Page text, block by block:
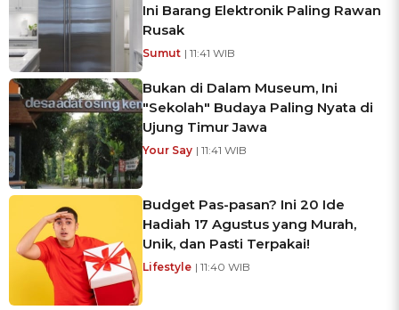
Ini Barang Elektronik Paling Rawan
Rusak
Sumut | 11:41 WIB
Bukan di Dalam Museum, Ini
"Sekolah" Budaya Paling Nyata di
Ujung Timur Jawa
Your Say | 11:41 WIB
Budget Pas-pasan? Ini 20 Ide
Hadiah 17 Agustus yang Murah,
Unik, dan Pasti Terpakai!
Lifestyle | 11:40 WIB